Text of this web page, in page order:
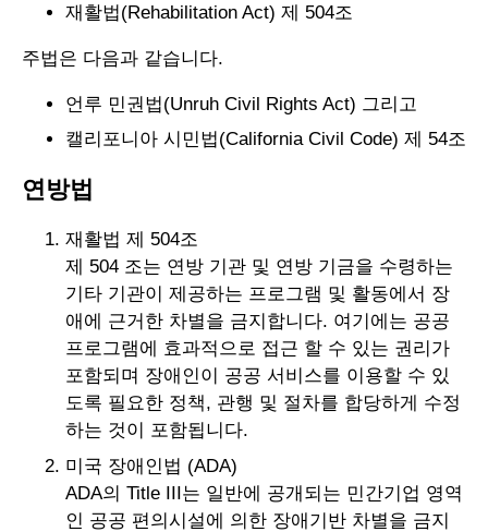
재활법(Rehabilitation Act) 제 504조
주법은 다음과 같습니다.
언루 민권법(Unruh Civil Rights Act) 그리고
캘리포니아 시민법(California Civil Code) 제 54조
연방법
재활법 제 504조
제 504 조는 연방 기관 및 연방 기금을 수령하는
기타 기관이 제공하는 프로그램 및 활동에서 장
애에 근거한 차별을 금지합니다. 여기에는 공공
프로그램에 효과적으로 접근 할 수 있는 권리가
포함되며 장애인이 공공 서비스를 이용할 수 있
도록 필요한 정책, 관행 및 절차를 합당하게 수정
하는 것이 포함됩니다.
미국 장애인법 (ADA)
ADA의 Title III는 일반에 공개되는 민간기업 영역
인 공공 편의시설에 의한 장애기반 차별을 금지